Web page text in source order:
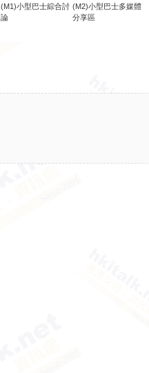
(M1)小型巴士綜合討
論
(M2)小型巴士多媒體
分享區